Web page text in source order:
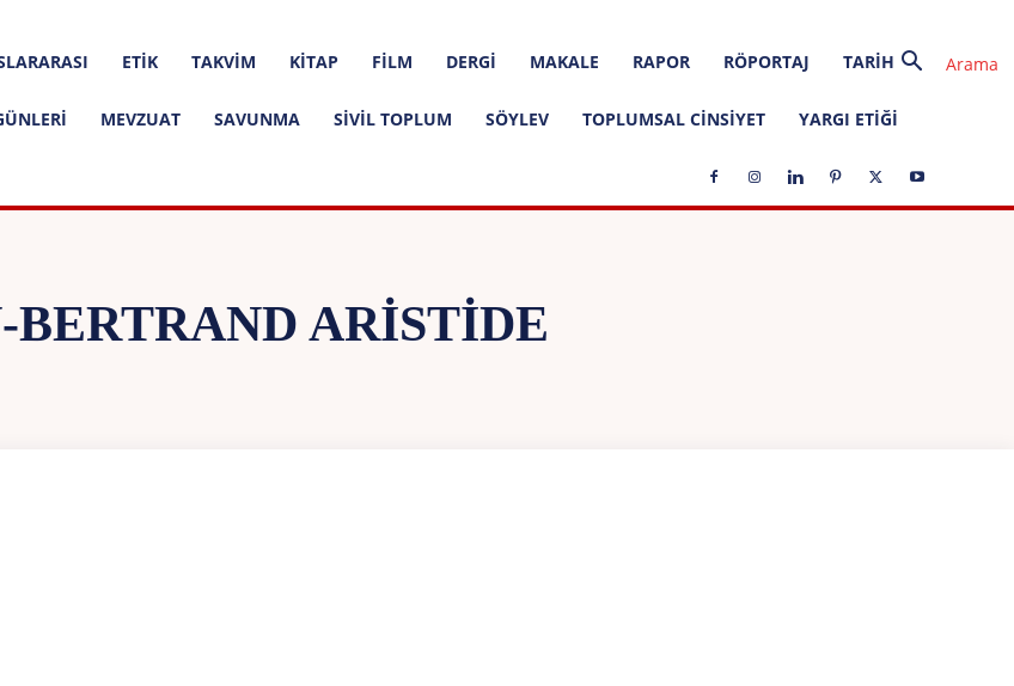
ETIK TAKVIM KITAP FILM DERGI MAKALE RAPOR RÖPORTAJ TARIH
MEVZUAT SAVUNMA SIVIL TOPLUM SÖYLEV TOPLUMSAL CINSIYET YARGI ETIĞI
BERTRAND ARISTIDE